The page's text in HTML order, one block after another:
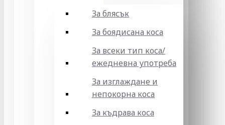
За блясък
За боядисана коса
За всеки тип коса/
ежедневна употреба
За изглаждане и
непокорна коса
За къдрава коса